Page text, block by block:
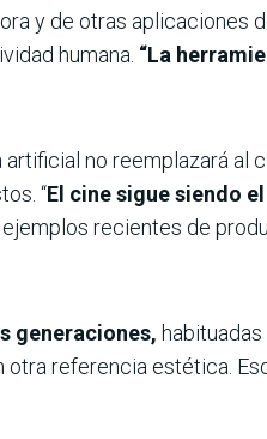
y de otras aplicaciones
humana. “La
no reemplazará al
“El cine sigue siendo
recientes de
generaciones,
referencia estética.